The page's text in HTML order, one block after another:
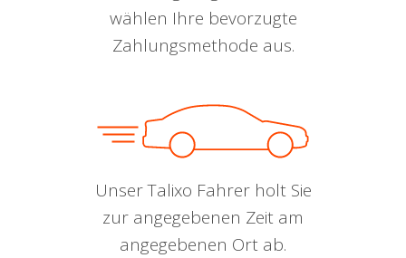
wählen Ihre bevorzugte
Zahlungsmethode aus.
Unser Talixo Fahrer holt Sie
zur angegebenen Zeit am
angegebenen Ort ab.